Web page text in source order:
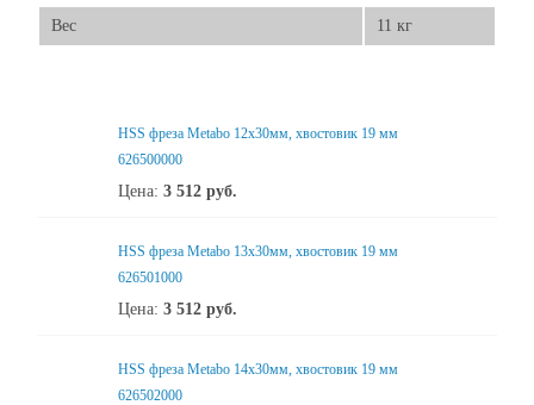
Вес 11 кг
HSS фреза Metabo 12x30мм, хвостовик 19 мм
626500000
Цена: 3 512 руб.
HSS фреза Metabo 13x30мм, хвостовик 19 мм
626501000
Цена: 3 512 руб.
HSS фреза Metabo 14x30мм, хвостовик 19 мм
626502000